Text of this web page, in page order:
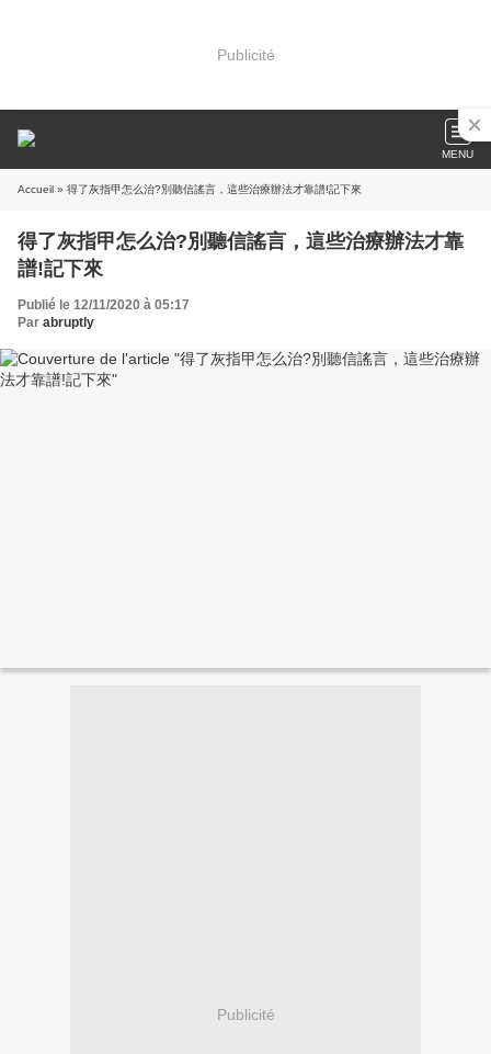
Publicité
MENU
Accueil » 得了灰指甲怎么治?別聽信謠言，這些治療辦法才靠譜!記下來
得了灰指甲怎么治?別聽信謠言，這些治療辦法才靠
譜!記下來
Publié le 12/11/2020 à 05:17
Par abruptly
Publicité